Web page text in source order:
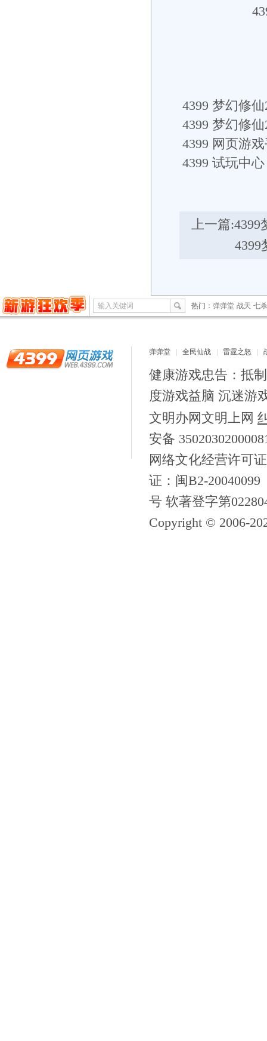
4399 梦幻修仙
4399 梦幻修
4399 网页游
4399 试玩中心
上一篇:4399
4399
输入关键词 热门： 弹弹堂 战天 七杀
弹弹堂 全民仙战 雷霆之怒
健康游戏忠告：抵
度游戏益脑 沉迷游
文明办网文明上网
安备
网络文化经营许可
证：闽B2-20040099
号 软著登字第
Copyright © 2006-